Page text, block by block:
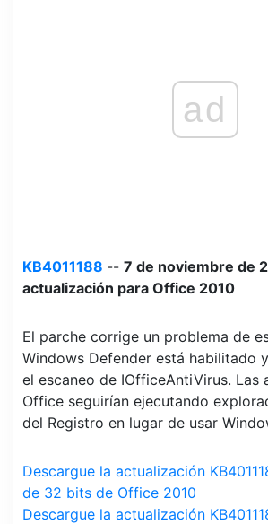
ad
KB4011188 -- 7 de noviembre de
actualización para Office 2010
El parche corrige un problema de
Windows Defender está habilitado
el escaneo de IOfficeAntiVirus. Las
Office seguirían ejecutando
del Registro en lugar de usar
Descargue la actualización
de 32 bits de Office 2010
Descargue la actualización